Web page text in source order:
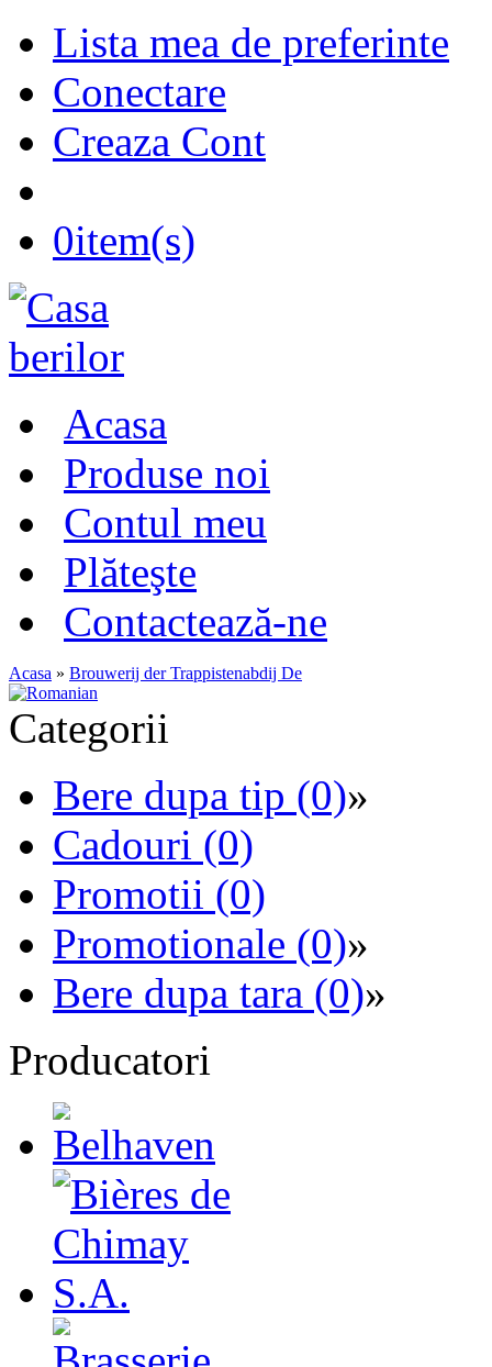
Lista mea de preferinte
Conectare
Creaza Cont
0item(s)
Acasa
Produse noi
Contul meu
Plăteşte
Contactează-ne
Acasa » Brouwerij der Trappistenabdij De
Categorii
Bere dupa tip (0)»
Cadouri (0)
Promotii (0)
Promotionale (0)»
Bere dupa tara (0)»
Producatori